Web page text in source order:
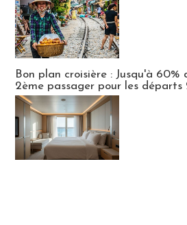
Bon plan croisière : Jusqu'à 60%
2ème passager pour les départs